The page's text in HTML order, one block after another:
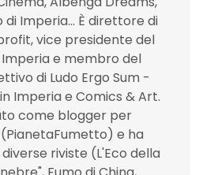
di Imperia... È direttore di
vice presidente del
e membro del
di Ludo Ergo Sum -
Imperia e Comics & Art.
come blogger per
e ha
riviste (L'Eco della